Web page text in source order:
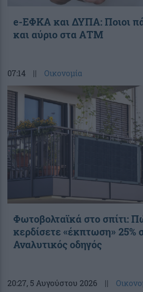
e-ΕΦΚΑ και ΔΥΠΑ: Ποιοι
και αύριο στα ΑΤΜ
07:14 || Οικονομία
Φωτοβολταϊκά στο σπίτι:
κερδίσετε «έκπτωση» 25%
Αναλυτικός οδηγός
20:27, 5 Αυγούστου 2026 ||